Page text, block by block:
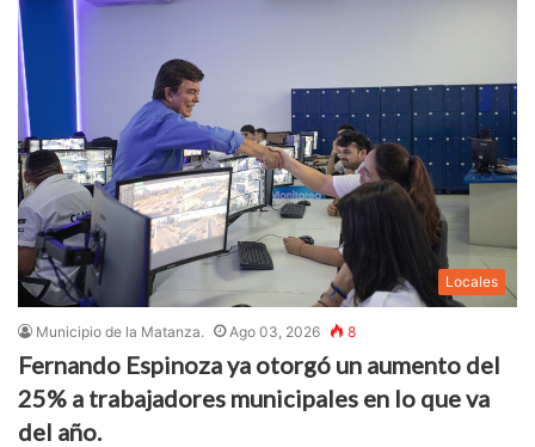
Locales
Municipio de la Matanza. Ago 03, 2026 8
Fernando Espinoza ya otorgó un aumento del
25% a trabajadores municipales en lo que va
del año.